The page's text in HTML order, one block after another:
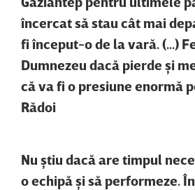
încercat să stau cât mai
fi început-o de la vară. (...)
Dumnezeu dacă pierde şi
că va fi o presiune enormă
Rădoi
Nu ştiu dacă are timpul
o echipă şi să performeze.